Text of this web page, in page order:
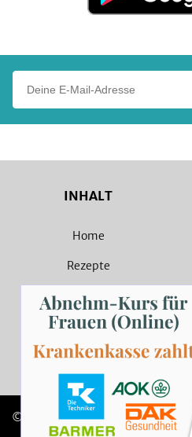
Google
INHALT
Home
Rezepte
Magazin
Sammlungen
Rezept Suche
© 2026 SevenCooks